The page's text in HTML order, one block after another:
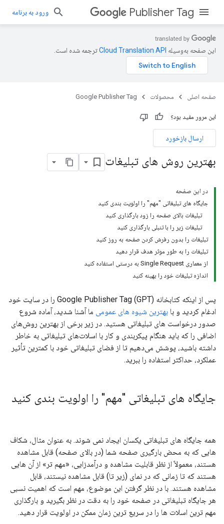
Publisher Tag ورود به برنامه
این صفحه به‌وسیله ترجمه شده است.
صفحه اصلی محصولات Google Publisher Tag
این مرور مفید بود؟
ارسال بازخورد
بهترین روش های تبلیغات
در این صفحه
جایگاه های تبلیغاتی "مهم" را اولویت بندی کنید
تبلیغات بالای صفحه را زود بارگذاری کنید
تبلیغات زیر را با تنبلی بارگذاری کنید
تبلیغات را بدون رفرش کردن صفحه به روز کنید
تبلیغات را به طور موثر هدف قرار دهید
از معماری Single Request به درستی استفاده کنید
اندازه تبلیغات خود را بهینه کنید
پس از اینکه کتابخانه Google Publisher Tag (GPT) را در سایت خود
ادغام کردید و با بهترین شیوه های عمومی ما آشنا شدید، آماده شروع
صدور درخواست های تبلیغاتی هستید. در زیر برخی از بهترین روش‌های
اضافی را که باید هنگام پیکربندی و کار با اسلات‌های تبلیغاتی به خاطر
داشته باشید، پوشش می‌دهیم تا از فضای تبلیغاتی خود با کمترین تأثیر
عملکرد، حداکثر استفاده را ببرید.
جایگاه های تبلیغاتی "مهم" را اولویت بندی کنید
همه جایگاه های تبلیغاتی یکسان ایجاد نمی شوند. به عنوان مثال، شکاف
هایی که به محض بارگیری صفحه شما (در بالای صفحه) قابل مشاهده
هستند، معمولاً از نظر قابلیت مشاهده و درآمدزایی، «مهم تر» از آن هایی
هستند که تا زمانی که در نمای (زیر تا) قابل مشاهده نیستند، قابل
مشاهده هستند. با در نظر گرفتن این موضوع، مهم است که اهمیت نسبی
هر جایگاه تبلیغاتی در صفحه خود را به دقت در نظر بگیرید و بارگذاری
مهم ترین اسلات ها را در سریع ترین زمان ممکن در اولویت قرار دهید.